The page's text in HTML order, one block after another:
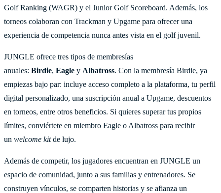
Golf Ranking (WAGR) y el Junior Golf Scoreboard. Además, los
torneos colaboran con Trackman y Upgame para ofrecer una
experiencia de competencia nunca antes vista en el golf juvenil.
JUNGLE ofrece tres tipos de membresías
anuales: Birdie, Eagle y Albatross. Con la membresía Birdie, ya
empiezas bajo par: incluye acceso completo a la plataforma, tu perfil
digital personalizado, una suscripción anual a Upgame, descuentos
en torneos, entre otros beneficios. Si quieres superar tus propios
límites, conviértete en miembro Eagle o Albatross para recibir
un welcome kitde lujo.
Además de competir, los jugadores encuentran en JUNGLE un
espacio de comunidad, junto a sus familias y entrenadores. Se
construyen vínculos, se comparten historias y se afianza un